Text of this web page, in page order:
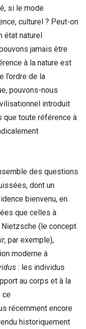
si le mode
culturel ? Peut-on
état naturel
jamais être
à la nature est
l’ordre de la
pouvons-nous
introduit
toute référence à
des questions
dont un
bienvenu, en
que celles à
(le concept
, par exemple),
moderne à
: les individus
au corps et à la
ce
récemment encore
historiquement